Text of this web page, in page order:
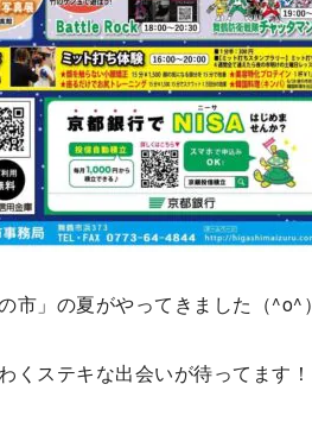
市」の夏がやってきました（^o^）
くステキな出会いが待ってます！